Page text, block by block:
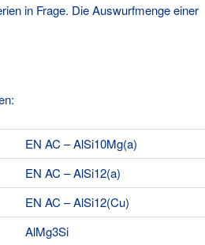
in Frage. Die Auswurfmenge einer
EN AC – AlSi10Mg(a)
EN AC – AlSi12(a)
EN AC – AlSi12(Cu)
AlMg3Si